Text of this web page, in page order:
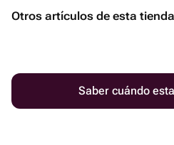
Otros artículos de esta tienda
Saber cuándo